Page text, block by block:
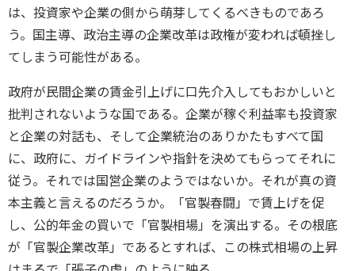
は、投資家や企業の側から萌芽してくるべきものであろ
う。国主導、政治主導の企業改革は政権が変われば頓挫し
てしまう可能性がある。
政府が民間企業の賃金引上げに口先介入してもおかしいと
批判されないような国である。企業が稼ぐ利益率も投資家
と企業の対話も、そして企業統治のありかたもすべて国
に、政府に、ガイドラインや指針を決めてもらってそれに
従う。それでは国営企業のようではないか。それが真の資
本主義と言えるのだろうか。「官製春闘」で賃上げを促
し、公的年金の買いで「官製相場」を演出する。その根底
が「官製企業改革」であるとすれば、この株式相場の上昇